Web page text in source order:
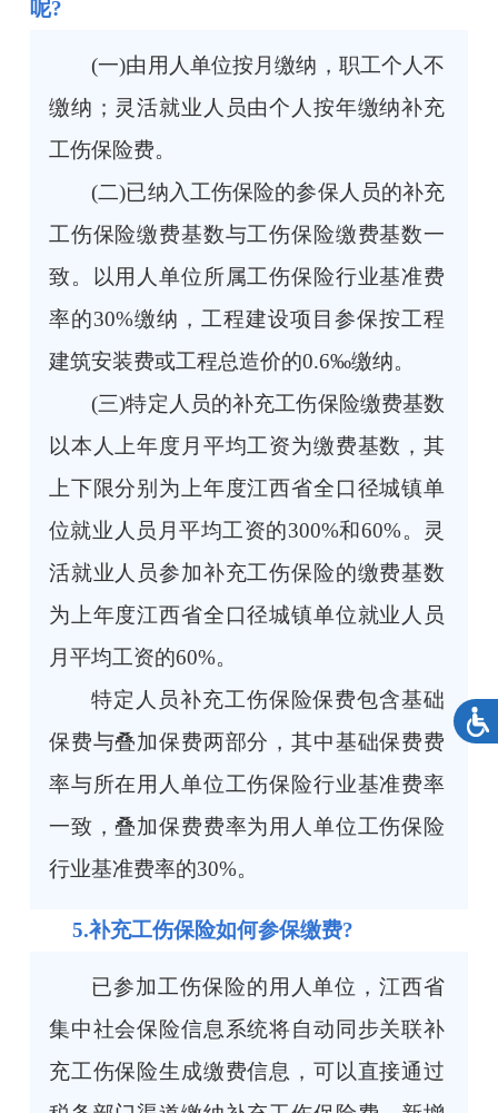
呢?
(一)由用人单位按月缴纳，职工个人不
缴纳；灵活就业人员由个人按年缴纳补充
工伤保险费。
(二)已纳入工伤保险的参保人员的补充
工伤保险缴费基数与工伤保险缴费基数一
致。以用人单位所属工伤保险行业基准费
率的30%缴纳，工程建设项目参保按工程
建筑安装费或工程总造价的0.6‰缴纳。
(三)特定人员的补充工伤保险缴费基数
以本人上年度月平均工资为缴费基数，其
上下限分别为上年度江西省全口径城镇单
位就业人员月平均工资的300%和60%。灵
活就业人员参加补充工伤保险的缴费基数
为上年度江西省全口径城镇单位就业人员
月平均工资的60%。
特定人员补充工伤保险保费包含基础
保费与叠加保费两部分，其中基础保费费
率与所在用人单位工伤保险行业基准费率
一致，叠加保费费率为用人单位工伤保险
行业基准费率的30%。
5.补充工伤保险如何参保缴费?
已参加工伤保险的用人单位，江西省
集中社会保险信息系统将自动同步关联补
充工伤保险生成缴费信息，可以直接通过